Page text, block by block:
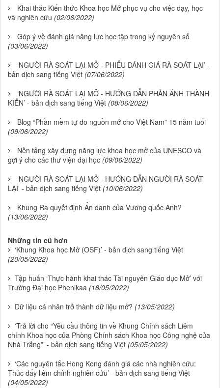
Khai thác Kiến thức Khoa học Mở phục vụ cho việc dạy, học
và nghiên cứu (02/06/2022)
Góp ý về đánh giá năng lực học tập trong kỷ nguyên số
(03/06/2022)
‘NGƯỜI RÀ SOÁT LẠI MỞ - PHIẾU ĐÁNH GIÁ RÀ SOÁT LẠI’ -
bản dịch sang tiếng Việt (07/06/2022)
‘NGƯỜI RÀ SOÁT LẠI MỞ - HƯỚNG DẪN PHẢN ÁNH THÀNH
KIẾN’ - bản dịch sang tiếng Việt (08/06/2022)
Blog “Phần mềm tự do nguồn mở cho Việt Nam” 15 năm tuổi
(09/06/2022)
Nền tảng xây dựng năng lực khoa học mở của UNESCO và
gợi ý cho các thư viện đại học (09/06/2022)
‘NGƯỜI RÀ SOÁT LẠI MỞ - HƯỚNG DẪN NGƯỜI RÀ SOÁT
LẠI’ - bản dịch sang tiếng Việt (10/06/2022)
Khung Ra quyết định Ẩn danh của Vương quốc Anh?
(13/06/2022)
Những tin cũ hơn
‘Khung Khoa học Mở (OSF)’ - bản dịch sang tiếng Việt
(20/05/2022)
Tập huấn ‘Thực hành khai thác Tài nguyên Giáo dục Mở’ với
Trường Đại học Phenikaa (18/05/2022)
Dữ liệu cá nhân trở thành dữ liệu mở? (13/05/2022)
‘Trả lời cho “Yêu cầu thông tin về Khung Chính sách Liêm
chính Khoa học của Phòng Chính sách Khoa học Công nghệ của
Nhà Trắng”’ - bản dịch sang tiếng Việt (05/05/2022)
‘Các nguyên tắc Hong Kong đánh giá các nhà nghiên cứu:
Thúc đẩy liêm chính nghiên cứu’ - bản dịch sang tiếng Việt
(04/05/2022)